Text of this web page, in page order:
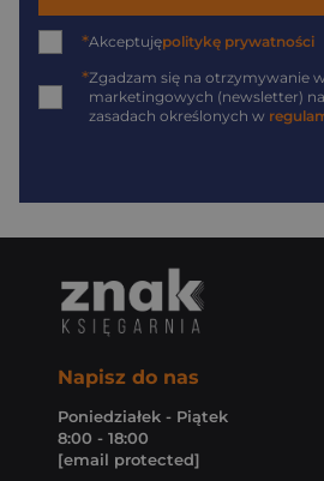
*Akceptujępolitykę prywatności
*Zgadzam się na otrzymywanie
marketingowych (newsletter)
zasadach określonych w
Napisz do nas
Poniedziałek - Piątek
8:00 - 18:00
[email protected]